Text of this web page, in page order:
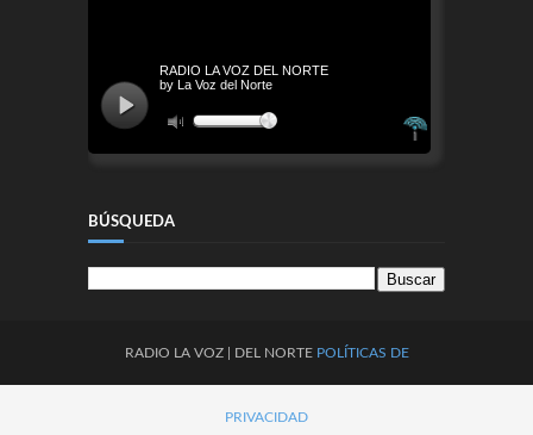
BÚSQUEDA
RADIO LA VOZ| DEL NORTE POLÍTICAS DE
PRIVACIDAD